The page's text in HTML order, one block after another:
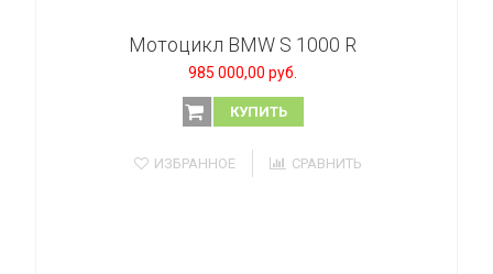
Мотоцикл BMW S 1000 R
985 000,00 руб.
КУПИТЬ
ИЗБРАННОЕ СРАВНИТЬ